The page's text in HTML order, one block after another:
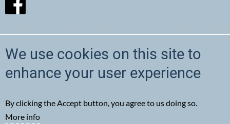
Newsletter abonnieren
We use cookies on this site to
enhance your user experience
By clicking the Accept button, you agree to us doing so.
More info